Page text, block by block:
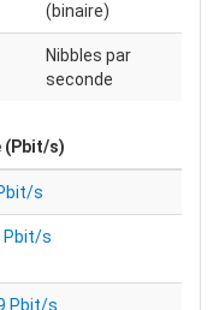
(binaire)
Nibbles par
seconde
(Pbit/s)
s
Pbit/s
Pbit/s